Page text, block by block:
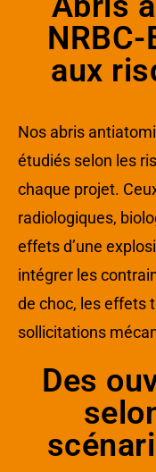
aux
Nos abris
étudiés selon les
chaque projet.
radiologiques,
effets d’une
intégrer les
de choc, les effets
sollicitations
Des